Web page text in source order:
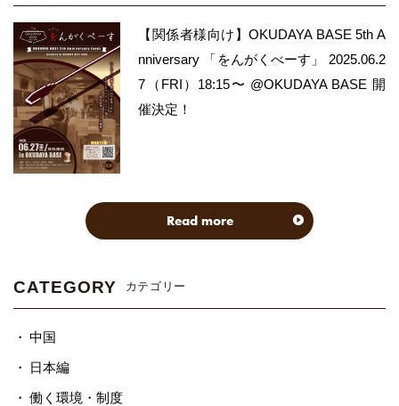
【関係者様向け】OKUDAYA BASE 5th A
nniversary 「をんがくべーす」 2025.06.2
7（FRI）18:15〜 @OKUDAYA BASE 開
催決定！
Read more
CATEGORY カテゴリー
中国
日本編
働く環境・制度